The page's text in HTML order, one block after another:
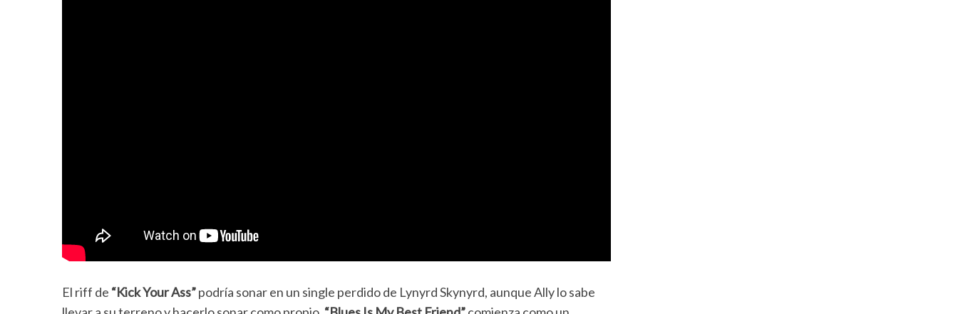
El riff de “Kick Your Ass”podría sonar en un single perdido de Lynyrd Skynyrd, aunque Ally lo sabe